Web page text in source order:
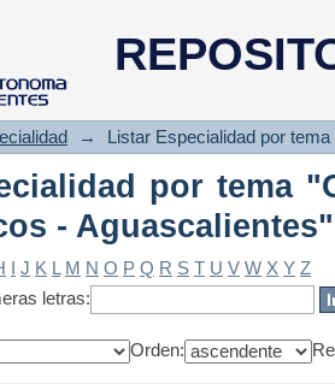
por
→ Listar Especialidad por tema
por tema
- Aguascalientes"
I J K L M N O P Q R S T U V W X Y Z
letras:
Orden: